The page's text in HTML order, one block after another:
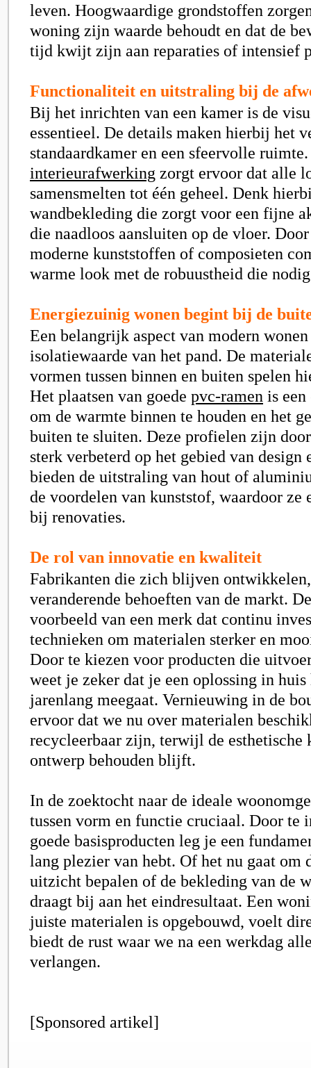
leven. Hoogwaardige grondstoffen
woning zijn waarde behoudt en dat de
tijd kwijt zijn aan reparaties of intensief
Functionaliteit en uitstraling bij de
Bij het inrichten van een kamer is de
essentieel. De details maken hierbij het
standaardkamer en een sfeervolle
interieurafwerking zorgt ervoor dat alle
samensmelten tot één geheel. Denk
wandbekleding die zorgt voor een fijne
die naadloos aansluiten op de vloer.
moderne kunststoffen of composieten
warme look met de robuustheid die
Energiezuinig wonen begint bij de
Een belangrijk aspect van modern
isolatiewaarde van het pand. De
vormen tussen binnen en buiten spelen
Het plaatsen van goede pvc-ramen is
om de warmte binnen te houden en het
buiten te sluiten. Deze profielen zijn
sterk verbeterd op het gebied van design
bieden de uitstraling van hout of
de voordelen van kunststof, waardoor
bij renovaties.
De rol van innovatie en kwaliteit
Fabrikanten die zich blijven
veranderende behoeften van de markt.
voorbeeld van een merk dat continu
technieken om materialen sterker en
Door te kiezen voor producten die
weet je zeker dat je een oplossing in
jarenlang meegaat. Vernieuwing in de
ervoor dat we nu over materialen
recycleerbaar zijn, terwijl de esthetische
ontwerp behouden blijft.
In de zoektocht naar de ideale
tussen vorm en functie cruciaal. Door te
goede basisproducten leg je een
lang plezier van hebt. Of het nu gaat om
uitzicht bepalen of de bekleding van de
draagt bij aan het eindresultaat. Een
juiste materialen is opgebouwd, voelt
biedt de rust waar we na een werkdag
verlangen.
[Sponsored artikel]